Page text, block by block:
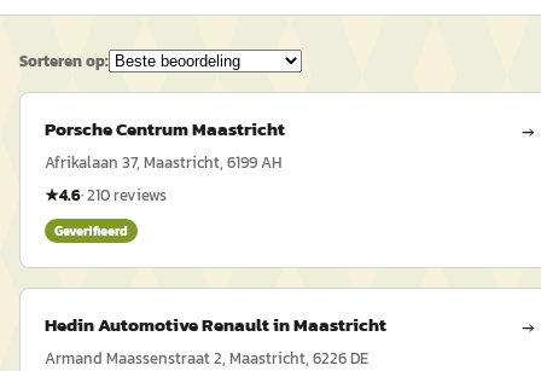
Sorteren op:
Porsche Centrum Maastricht →
Afrikalaan 37, Maastricht, 6199 AH
★4.6·210reviews
Geverifieerd
Hedin Automotive Renault in Maastricht →
Armand Maassenstraat 2, Maastricht, 6226 DE